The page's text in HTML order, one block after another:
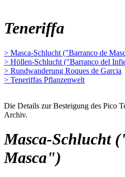
Teneriffa
> Masca-Schlucht ("Barranco de
> Höllen-Schlucht ("Barranco del
> Rundwanderung Roques de Garcia
> Teneriffas Pflanzenwelt
Die Details zur Besteigung des Pico
Archiv.
Masca-Schlucht
Masca")